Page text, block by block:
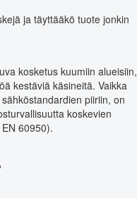
ja täyttääkö tuote jonkin
kosketus kuumiin alueisiin,
kestäviä käsineitä. Vaikka
piiriin, on
koskevien
60950).